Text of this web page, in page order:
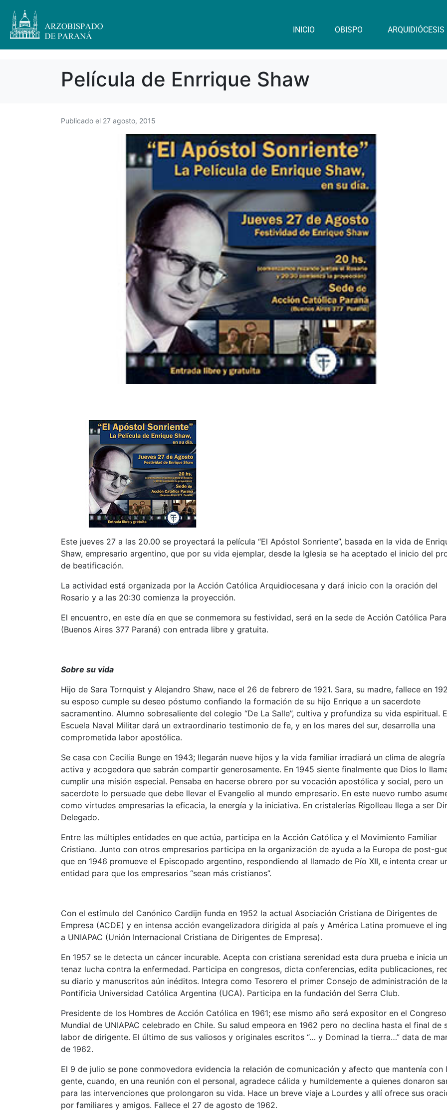
INICIO OBISPO ARQUIDIÓCESIS
Película de Enrrique Shaw
Publicado el 27 agosto, 2015
Este jueves 27 a las 20.00 se proyectará la película “El Apóstol Sonriente”, basada en la vida de
Shaw, empresario argentino, que por su vida ejemplar, desde la Iglesia se ha aceptado el inicio del
de beatificación.
La actividad está organizada por la Acción Católica Arquidiocesana y dará inicio con la oración del
Rosario y a las 20:30 comienza la proyección.
El encuentro, en este día en que se conmemora su festividad, será en la sede de Acción Católica
(Buenos Aires 377 Paraná) con entrada libre y gratuita.
Sobre su vida
Hijo de Sara Tornquist y Alejandro Shaw, nace el 26 de febrero de 1921. Sara, su madre, fallece en
su esposo cumple su deseo póstumo confiando la formación de su hijo Enrique a un sacerdote
sacramentino. Alumno sobresaliente del colegio “De La Salle”, cultiva y profundiza su vida espiritual.
Escuela Naval Militar dará un extraordinario testimonio de fe, y en los mares del sur, desarrolla una
comprometida labor apostólica.
Se casa con Cecilia Bunge en 1943; llegarán nueve hijos y la vida familiar irradiará un clima de alegría
activa y acogedora que sabrán compartir generosamente. En 1945 siente finalmente que Dios lo
cumplir una misión especial. Pensaba en hacerse obrero por su vocación apostólica y social, pero un
sacerdote lo persuade que debe llevar el Evangelio al mundo empresario. En este nuevo rumbo
como virtudes empresarias la eficacia, la energía y la iniciativa. En cristalerías Rigolleau llega a ser
Delegado.
Entre las múltiples entidades en que actúa, participa en la Acción Católica y el Movimiento Familiar
Cristiano. Junto con otros empresarios participa en la organización de ayuda a la Europa de post-
que en 1946 promueve el Episcopado argentino, respondiendo al llamado de Pío XII, e intenta crear
entidad para que los empresarios “sean más cristianos”.
Con el estímulo del Canónico Cardijn funda en 1952 la actual Asociación Cristiana de Dirigentes de
Empresa (ACDE) y en intensa acción evangelizadora dirigida al país y América Latina promueve el
a UNIAPAC (Unión Internacional Cristiana de Dirigentes de Empresa).
En 1957 se le detecta un cáncer incurable. Acepta con cristiana serenidad esta dura prueba e inicia
tenaz lucha contra la enfermedad. Participa en congresos, dicta conferencias, edita publicaciones,
su diario y manuscritos aún inéditos. Integra como Tesorero el primer Consejo de administración de la
Pontificia Universidad Católica Argentina (UCA). Participa en la fundación del Serra Club.
Presidente de los Hombres de Acción Católica en 1961; ese mismo año será expositor en el Congreso
Mundial de UNIAPAC celebrado en Chile. Su salud empeora en 1962 pero no declina hasta el final de
labor de dirigente. El último de sus valiosos y originales escritos “… y Dominad la tierra…” data de
de 1962.
El 9 de julio se pone conmovedora evidencia la relación de comunicación y afecto que mantenía con
gente, cuando, en una reunión con el personal, agradece cálida y humildemente a quienes donaron
para las intervenciones que prolongaron su vida. Hace un breve viaje a Lourdes y allí ofrece sus
por familiares y amigos. Fallece el 27 de agosto de 1962.